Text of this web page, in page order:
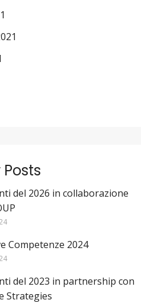
del 2026 in collaborazione
Competenze 2024
del 2023 in partnership con
Strategies